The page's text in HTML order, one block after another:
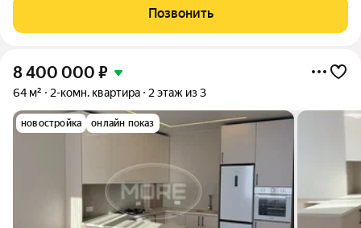
Paccрочка 0% Отлично подойдет как инвестиционный проект!!
Длительная аренда
Позвонить
8 400 000 ₽
64 м² 2-комн. квартира 2 этаж из 3
новостройка онлайн показ